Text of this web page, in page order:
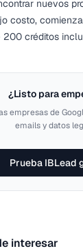
nuevos
costo,
créditos
¿Listo para
empresas de
emails y datos
Prueba IBLead
interesar